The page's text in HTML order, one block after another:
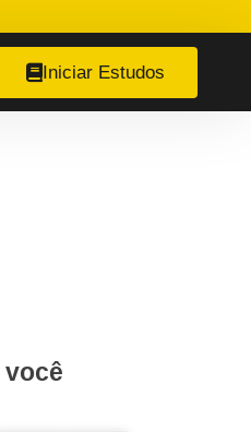
Iniciar Estudos